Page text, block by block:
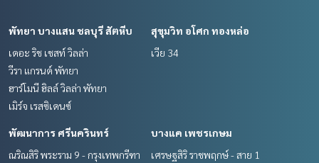
พัทยา บางแสน ชลบุรี สัตหีบ
เดอะ ริช เชสท์ วิลล่า
วีรา แกรนด์ พัทยา
ฮาร์โมนี ฮิลล์ วิลล่า พัทยา
เมิร์จ เรสซิเดนซ์
สุขุมวิท อโศก ทองหล่อ
เวีย 34
พัฒนาการ ศรีนครินทร์
ณริณสิริ พระราม 9 - กรุงเทพกรีฑา
บางแค เพชรเกษม
เศรษฐสิริ ราชพฤกษ์ - สาย 1